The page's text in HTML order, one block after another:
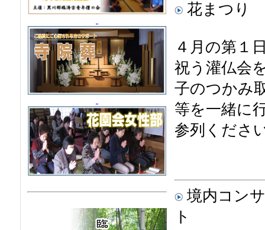
花まつり
４月の第１
祝う灌仏会
子のつかみ
等を一緒に
参列くださ
境内コン